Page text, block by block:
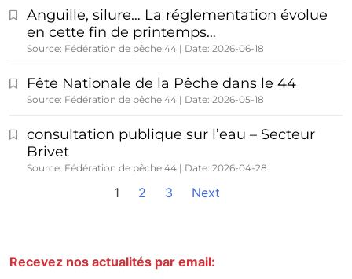
Anguille, silure… La réglementation évolue
en cette fin de printemps…
Source: Fédération de pêche 44 Date: 2026-06-18
Fête Nationale de la Pêche dans le 44
Source: Fédération de pêche 44 Date: 2026-05-18
consultation publique sur l’eau – Secteur
Brivet
Source: Fédération de pêche 44 Date: 2026-04-28
1 2 3 Next
Recevez nos actualités par email: